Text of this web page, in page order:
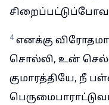
4 எனக்கு
சொல்லி, உன்
குமாரத்தியே, நீ